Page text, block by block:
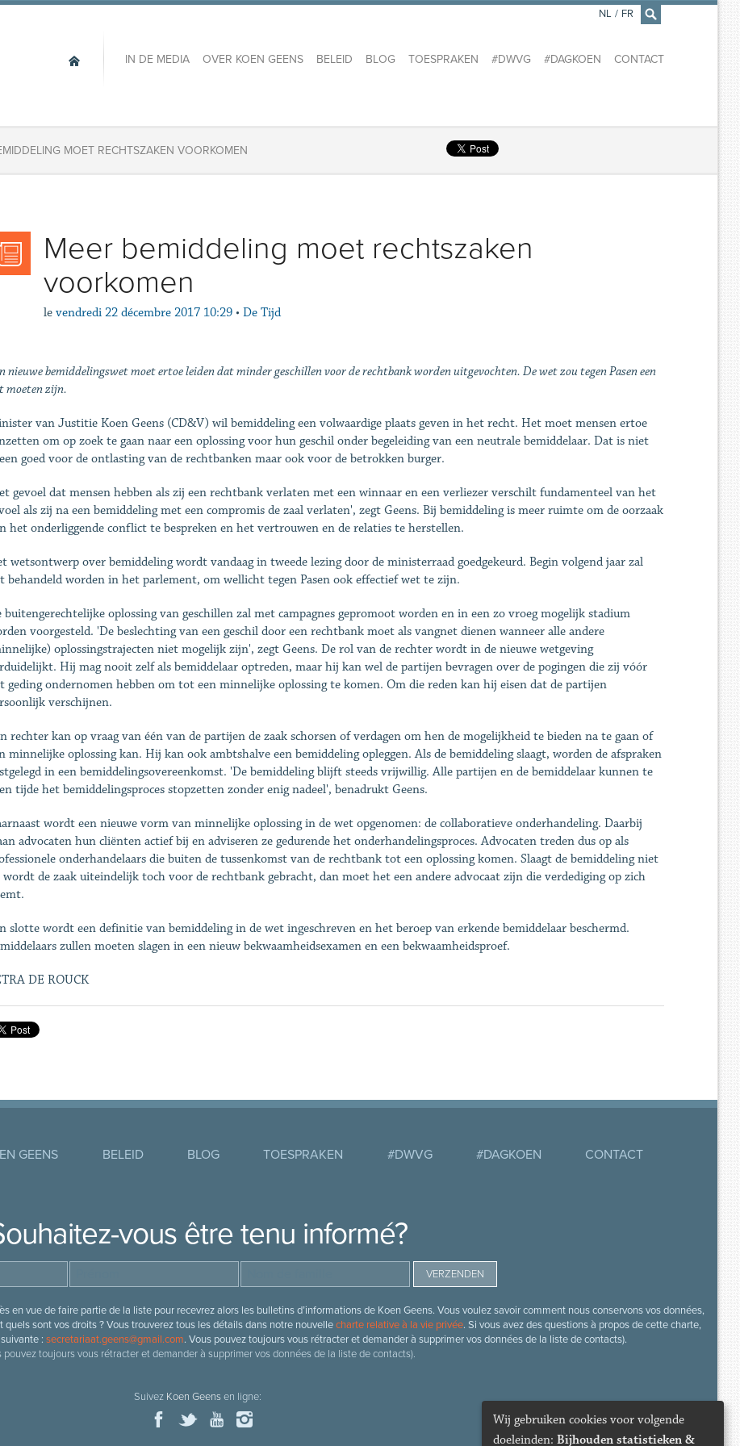
×
IN DE MEDIA OVER KOEN GEENS BELEID BLOG TOESPRAKEN #DWVG #DAGKOEN CONTACT
NL / FR
MOET RECHTSZAKEN VOORKOMEN
​Meer bemiddeling moet rechtszaken
voorkomen
le vendredi 22 décembre 2017 10:29 • De Tijd
nieuwe bemiddelingswet moet ertoe leiden dat minder geschillen voor de rechtbank worden uitgevochten. De wet zou tegen Pasen een
moeten zijn.
van Justitie Koen Geens (CD&V) wil bemiddeling een volwaardige plaats geven in het recht. Het moet mensen ertoe
om op zoek te gaan naar een oplossing voor hun geschil onder begeleiding van een neutrale bemiddelaar. Dat is niet
goed voor de ontlasting van de rechtbanken maar ook voor de betrokken burger.
gevoel dat mensen hebben als zij een rechtbank verlaten met een winnaar en een verliezer verschilt fundamenteel van het
als zij na een bemiddeling met een compromis de zaal verlaten', zegt Geens. Bij bemiddeling is meer ruimte om de oorzaak
het onderliggende conflict te bespreken en het vertrouwen en de relaties te herstellen.
wetsontwerp over bemiddeling wordt vandaag in tweede lezing door de ministerraad goedgekeurd. Begin volgend jaar zal
behandeld worden in het parlement, om wellicht tegen Pasen ook effectief wet te zijn.
buitengerechtelijke oplossing van geschillen zal met campagnes gepromoot worden en in een zo vroeg mogelijk stadium
voorgesteld. 'De beslechting van een geschil door een rechtbank moet als vangnet dienen wanneer alle andere
oplossingstrajecten niet mogelijk zijn', zegt Geens. De rol van de rechter wordt in de nieuwe wetgeving
Hij mag nooit zelf als bemiddelaar optreden, maar hij kan wel de partijen bevragen over de pogingen die zij vóór
geding ondernomen hebben om tot een minnelijke oplossing te komen. Om die reden kan hij eisen dat de partijen
verschijnen.
rechter kan op vraag van één van de partijen de zaak schorsen of verdagen om hen de mogelijkheid te bieden na te gaan of
minnelijke oplossing kan. Hij kan ook ambtshalve een bemiddeling opleggen. Als de bemiddeling slaagt, worden de afspraken
in een bemiddelingsovereenkomst. 'De bemiddeling blijft steeds vrijwillig. Alle partijen en de bemiddelaar kunnen te
tijde het bemiddelingsproces stopzetten zonder enig nadeel', benadrukt Geens.
wordt een nieuwe vorm van minnelijke oplossing in de wet opgenomen: de collaboratieve onderhandeling. Daarbij
advocaten hun cliënten actief bij en adviseren ze gedurende het onderhandelingsproces. Advocaten treden dus op als
onderhandelaars die buiten de tussenkomst van de rechtbank tot een oplossing komen. Slaagt de bemiddeling niet
wordt de zaak uiteindelijk toch voor de rechtbank gebracht, dan moet het een andere advocaat zijn die verdediging op zich
slotte wordt een definitie van bemiddeling in de wet ingeschreven en het beroep van erkende bemiddelaar beschermd.
zullen moeten slagen in een nieuw bekwaamheidsexamen en een bekwaamheidsproef.
DE ROUCK
GEENS BELEID BLOG TOESPRAKEN #DWVG #DAGKOEN CONTACT
vous être tenu informé?
en vue de faire partie de la liste pour recevrez alors les bulletins d’informations de Koen Geens. Vous voulez savoir comment nous conservons vos données,
sont vos droits ? Vous trouverez tous les détails dans notre nouvellecharte relative à la vie privée. Si vous avez des questions à propos de cette charte,
: secretariaat.geens@gmail.com. Vous pouvez toujours vous rétracter et demander à supprimer vos données de la liste de contacts).
pouvez toujours vous rétracter et demander à supprimer vos données de la liste de contacts).
Suivez Koen Geensen ligne:
Wij gebruiken cookies voor volgende
doeleinden: Bijhouden statistieken &